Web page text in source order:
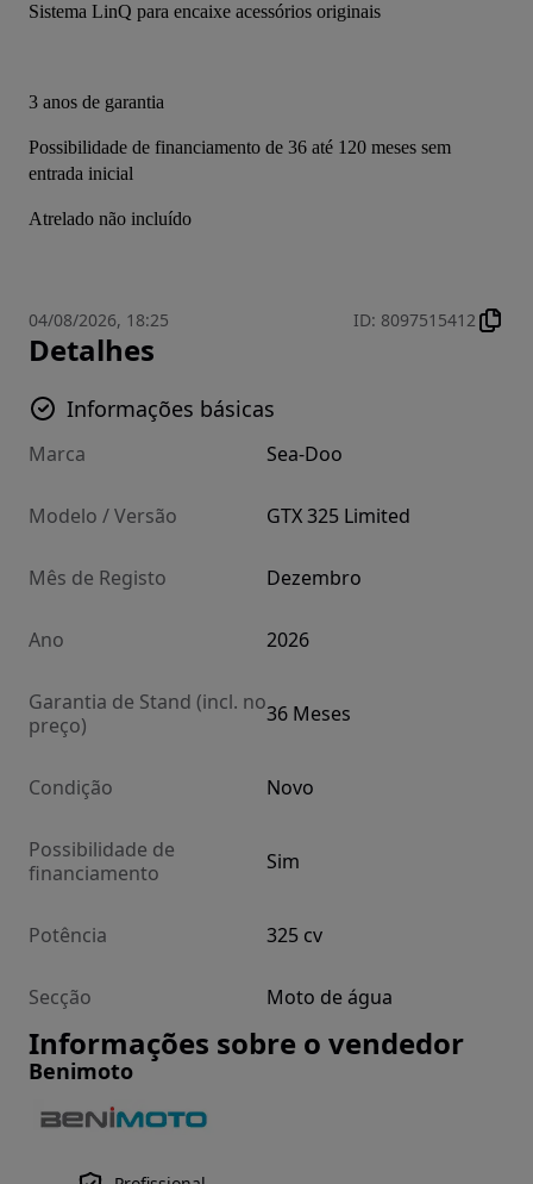
Sistema LinQ para encaixe acessórios originais
3 anos de garantia
Possibilidade de financiamento de 36 até 120 meses sem
entrada inicial
Atrelado não incluído
04/08/2026, 18:25 ID: 8097515412
Detalhes
Informações básicas
Marca Sea-Doo
Modelo / Versão GTX 325 Limited
Mês de Registo Dezembro
Ano 2026
Garantia de Stand (incl. no
preço)
36 Meses
Condição Novo
Possibilidade de
financiamento
Sim
Potência 325 cv
Secção Moto de água
Informações sobre o vendedor
Benimoto